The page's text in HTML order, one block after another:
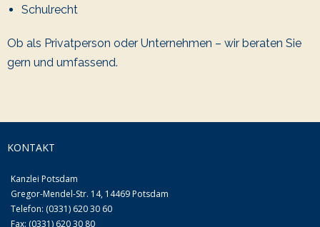
Schulrecht
Ob als Privatperson oder Unternehmen – wir beraten Sie
gern und umfassend.
KONTAKT
Kanzlei Potsdam
Gregor-Mendel-Str. 14, 14469 Potsdam
Telefon: (0331) 620 30 60
Fax: (0331) 620 30 80